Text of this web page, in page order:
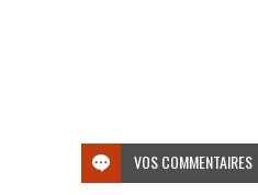
VOS COMMENTAIRES